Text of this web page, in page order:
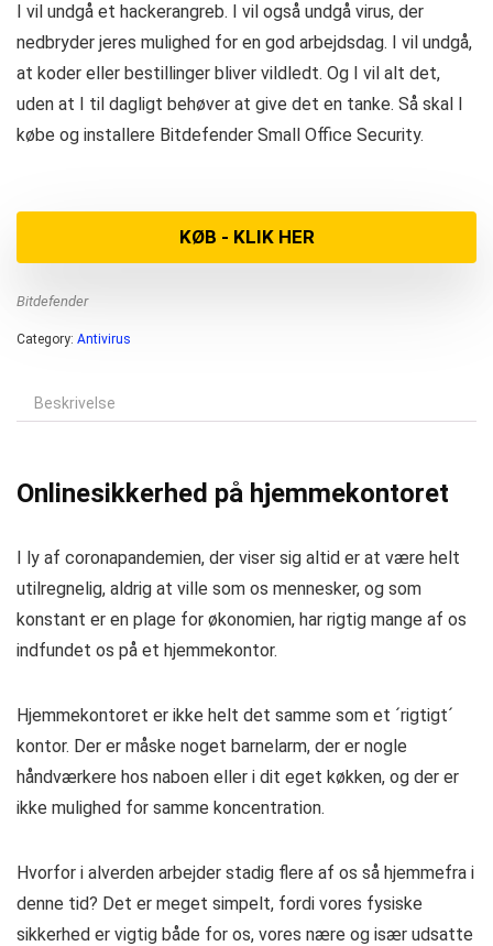
I vil undgå et hackerangreb. I vil også undgå virus, der
nedbryder jeres mulighed for en god arbejdsdag. I vil undgå,
at koder eller bestillinger bliver vildledt. Og I vil alt det,
uden at I til dagligt behøver at give det en tanke. Så skal I
købe og installere Bitdefender Small Office Security.
KØB - KLIK HER
Bitdefender
Category: Antivirus
Beskrivelse
Onlinesikkerhed på hjemmekontoret
I ly af coronapandemien, der viser sig altid er at være helt
utilregnelig, aldrig at ville som os mennesker, og som
konstant er en plage for økonomien, har rigtig mange af os
indfundet os på et hjemmekontor.
Hjemmekontoret er ikke helt det samme som et ´rigtigt´
kontor. Der er måske noget barnelarm, der er nogle
håndværkere hos naboen eller i dit eget køkken, og der er
ikke mulighed for samme koncentration.
Hvorfor i alverden arbejder stadig flere af os så hjemmefra i
denne tid? Det er meget simpelt, fordi vores fysiske
sikkerhed er vigtig både for os, vores nære og især udsatte